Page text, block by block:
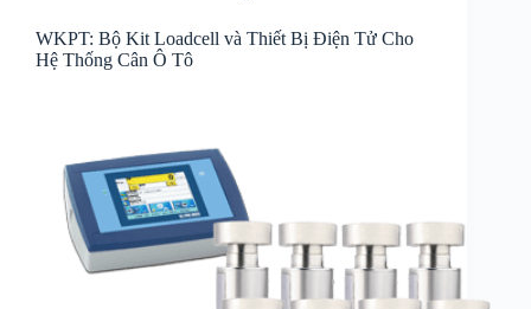
WKPT: Bộ Kit Loadcell và Thiết Bị Điện Tử Cho
Hệ Thống Cân Ô Tô